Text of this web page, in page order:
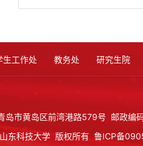
生工作处 教务处 研究生院
岛市黄岛区前湾港路579号 邮政
东科技大学 版权所有 鲁ICP备